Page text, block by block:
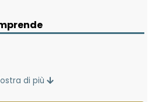
bagaglio
di più